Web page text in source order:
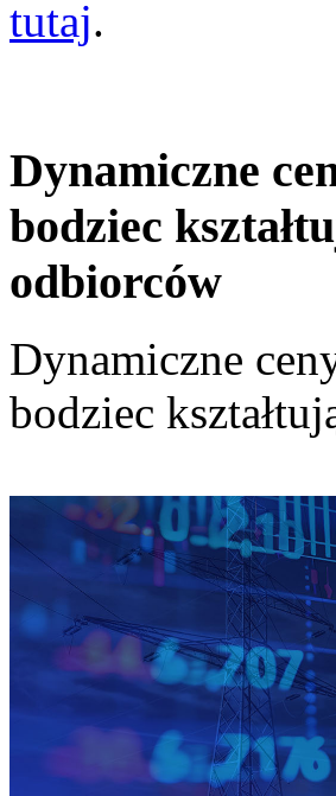
tutaj.
Dynamiczne
bodziec
odbiorców
Dynamiczne
bodziec